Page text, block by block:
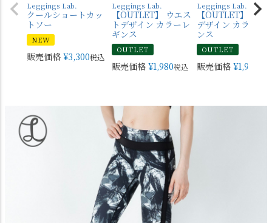
Leggings Lab.
クールショートカッ
トソー
NEW
販売価格 ¥3,300税込
Leggings Lab.
【OUTLET】 ウエス
トデザイン カラーレ
ギンス
OUTLET
販売価格 ¥1,980税込
Leggings Lab.
【OUTLET】 バッ
デザイン カラーレ
ンス
OUTLET
販売価格 ¥1,980